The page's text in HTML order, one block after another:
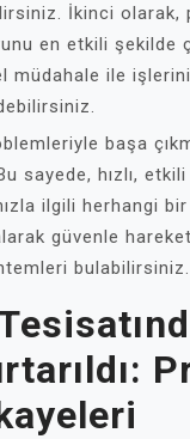
İkinci
en etkili şekilde
müdahale ile
başa
sayede, hızlı, etkili
ilgili herhangi bir
güvenle
bulabilirsiniz.